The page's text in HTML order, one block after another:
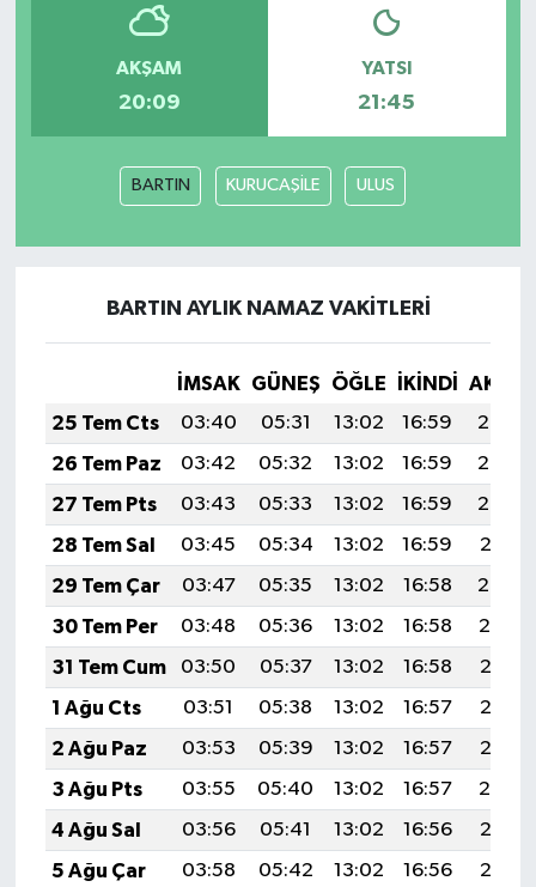
AKŞAM
20:09
YATSI
21:45
BARTIN KURUCAŞİLE ULUS
BARTIN AYLIK NAMAZ VAKITLERI
İMSAK GÜNEŞ ÖĞLE İKINDI
25 Tem Cts
03:40 05:31 13:02 16:59
20:23
26 Tem Paz
03:42 05:32 13:02 16:59
20:23
27 Tem Pts
03:43 05:33 13:02 16:59
20:22
28 Tem Sal
03:45 05:34 13:02 16:59
20:21
29 Tem Çar
03:47 05:35 13:02 16:58
20:20
30 Tem Per
03:48 05:36 13:02 16:58
20:19
31 Tem Cum
03:50 05:37 13:02 16:58
20:17
1 Ağu Cts
03:51 05:38 13:02 16:57
20:16
2 Ağu Paz
03:53 05:39 13:02 16:57
20:15
3 Ağu Pts
03:55 05:40 13:02 16:57
20:14
4 Ağu Sal
03:56 05:41 13:02 16:56
20:13
5 Ağu Çar
03:58 05:42 13:02 16:56
20:12